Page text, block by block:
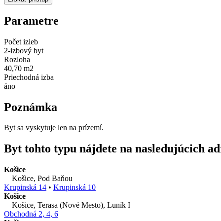
Parametre
Počet izieb
2-izbový byt
Rozloha
40,70 m2
Priechodná izba
áno
Poznámka
Byt sa vyskytuje len na prízemí.
Byt tohto typu nájdete na nasledujúcich
Košice
Košice, Pod Baňou
Krupinská 14 • Krupinská 10
Košice
Košice, Terasa (Nové Mesto), Luník I
Obchodná 2, 4, 6